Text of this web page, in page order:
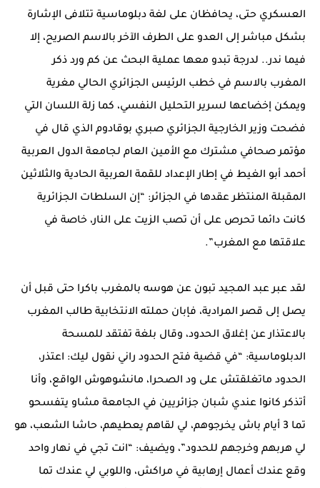
العسكري حتى، يحافظان على لغة دبلوماسية تتلافى الإشارة
بشكل مباشر إلى العدو على الطرف الآخر بالاسم الصريح، إلا
فيما ندر.. لدرجة تبدو معها عملية البحث عن كم ورد ذكر
المغرب بالاسم في خطب الرئيس الجزائري الحالي مغرية
ويمكن إخضاعها لسرير التحليل النفسي، كما زلة اللسان التي
فضحت وزير الخارجية الجزائري صبري بوقادوم الذي قال في
مؤتمر صحافي مشترك مع الأمين العام لجامعة الدول العربية
أحمد أبو الغيط في إطار الإعداد للقمة العربية الحادية والثلاثين
المقبلة المنتظر عقدها في الجزائر: “إن السلطات الجزائرية
كانت دائما تحرص على أن تصب الزيت على النار، خاصة في
علاقتها مع المغرب”.
لقد عبر عبد المجيد تبون عن هوسه بالمغرب باكرا حتى قبل أن
يصل إلى قصر المرادية، فإبان حملته الانتخابية طالب المغرب
بالاعتذار عن إغلاق الحدود، وقال بلغة تفتقد للمسحة
الدبلوماسية: “في قضية فتح الحدود راني نقول ليك: اعتذر،
الحدود ماتغلقتش على ود الصحرا، مانشوهوش الواقع، وأنا
أتذكر كانوا عندي شبان جزائريين في الجامعة مشاو يتفسحو
تما 3 أيام باش يخرجوهم، لي لقاهم يعطيهم، حاشا الشعب، هو
لي هربهم وخرجهم للحدود”، ويضيف: “انت تجي في نهار واحد
وقع عندك أعمال إرهابية في مراكش، واللوبي لي عندك تما